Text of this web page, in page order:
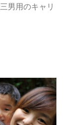
男用のキャリ